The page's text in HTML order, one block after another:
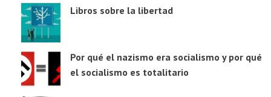
Libros sobre la libertad
Por qué el nazismo era socialismo y por qué
el socialismo es totalitario